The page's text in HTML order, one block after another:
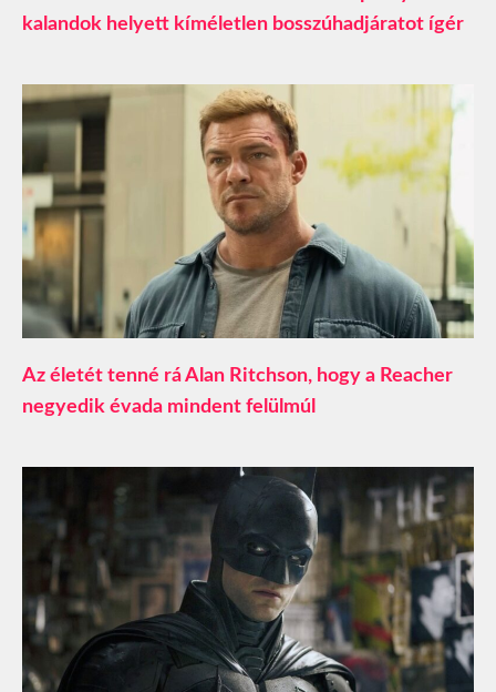
kalandok helyett kíméletlen bosszúhadjáratot ígér
Az életét tenné rá Alan Ritchson, hogy a Reacher
negyedik évada mindent felülmúl